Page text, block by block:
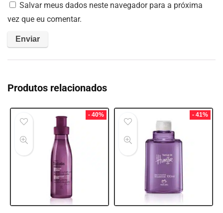
Salvar meus dados neste navegador para a próxima
vez que eu comentar.
Produtos relacionados
- 40% - 41%